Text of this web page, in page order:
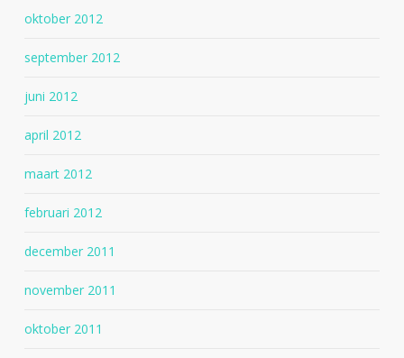
oktober 2012
september 2012
juni 2012
april 2012
maart 2012
februari 2012
december 2011
november 2011
oktober 2011